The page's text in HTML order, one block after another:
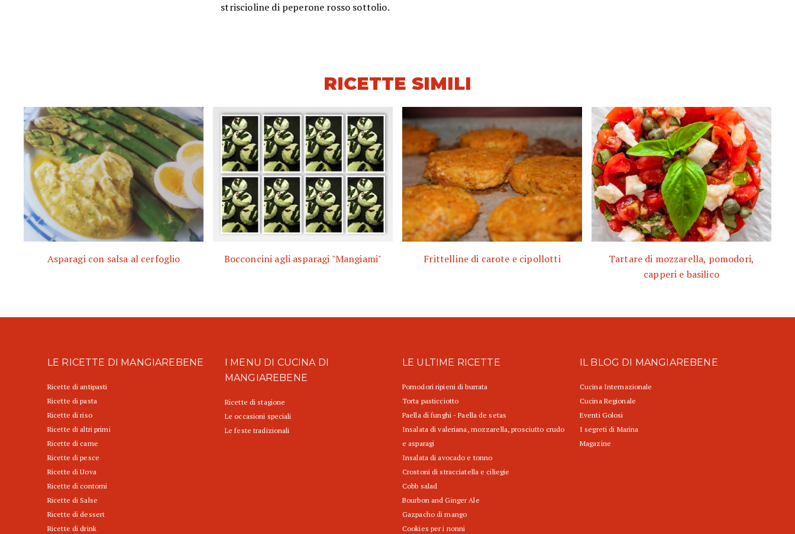
striscioline di peperone rosso sottolio.
RICETTE SIMILI
Asparagi con salsa al cerfoglio Bocconcini agli asparagi "Mangiami" Frittelline di carote e cipollotti
Tartare di mozzarella, pomodori,
capperi e basilico
LE RICETTE DI MANGIAREBENE
Ricette di antipasti
Ricette di pasta
Ricette di riso
Ricette di altri primi
Ricette di carne
Ricette di pesce
Ricette di Uova
Ricette di contorni
Ricette di Salse
Ricette di dessert
Ricette di drink
I MENU DI CUCINA DI
MANGIAREBENE
Ricette di stagione
Le occasioni speciali
Le feste tradizionali
LE ULTIME RICETTE
Pomodori ripieni di burrata
Torta pasticciotto
Paella di funghi - Paella de setas
Insalata di valeriana, mozzarella, prosciutto crudo
e asparagi
Insalata di avocado e tonno
Crostoni di stracciatella e ciliegie
Cobb salad
Bourbon and Ginger Ale
Gazpacho di mango
Cookies per i nonni
IL BLOG DI MANGIAREBENE
Cucina Internazionale
Cucina Regionale
Eventi Golosi
I segreti di Marina
Magazine